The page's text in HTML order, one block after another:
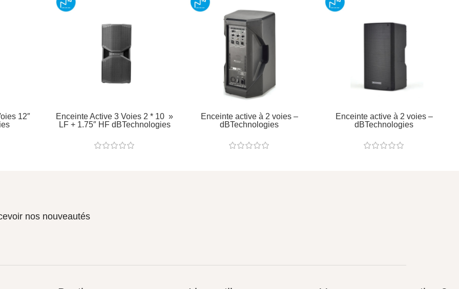
12″
Enceinte Active 3 Voies 2 * 10 »
LF + 1.75″ HF dBTechnologies
Enceinte active à 2 voies –
dBTechnologies
Enceinte active à 2 voies –
dBTechnologies
nos nouveautés